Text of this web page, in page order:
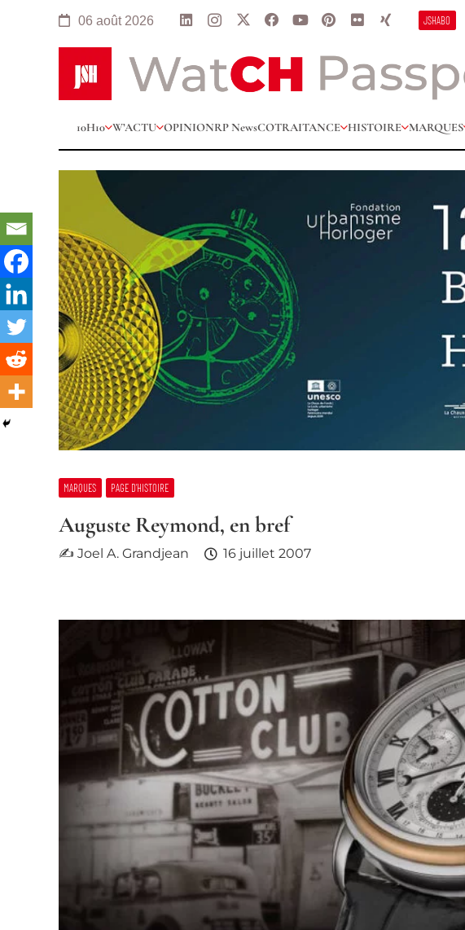
06 août 2026 JSHABO
10H10 W’ACTU OPINIONRP NewsCOTRAITANCE HISTOIRE MARQUES
MARQUES PAGE D’HISTOIRE
Auguste Reymond, en bref
✍ Joel A. Grandjean 16 juillet 2007